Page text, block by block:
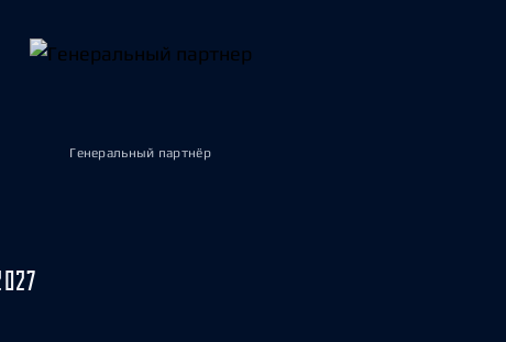
Генеральный партнёр